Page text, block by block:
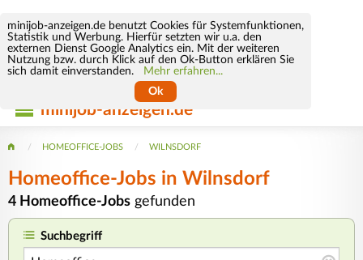
minijob-anzeigen.de benutzt Cookies für Systemfunktionen,
Statistik und Werbung. Hierfür setzten wir u.a. den
externen Dienst Google Analytics ein. Mit der weiteren
Nutzung bzw. durch Klick auf den Ok-Button erklären Sie
sich damit einverstanden.
Mehr erfahren...
Ok
minijob-anzeigen.de
HOMEOFFICE-JOBS WILNSDORF
Homeoffice-Jobs in Wilnsdorf
4 Homeoffice-Jobs gefunden
Suchbegriff